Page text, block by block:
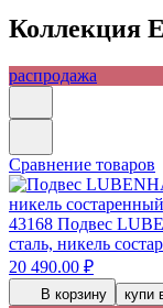
Коллекция
распродажа
Сравнение товаров
43168 Подвес
сталь, никель
20 490.00 ₽
В корзину купи